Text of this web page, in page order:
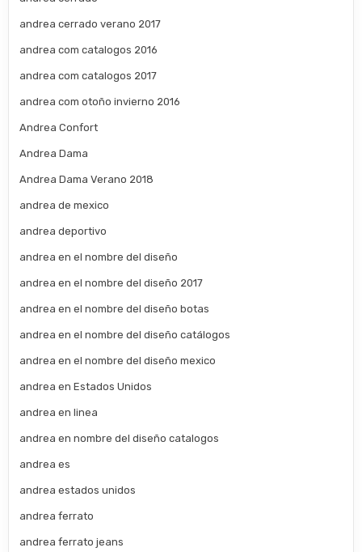
andrea cerrado verano 2017
andrea com catalogos 2016
andrea com catalogos 2017
andrea com otoño invierno 2016
Andrea Confort
Andrea Dama
Andrea Dama Verano 2018
andrea de mexico
andrea deportivo
andrea en el nombre del diseño
andrea en el nombre del diseño 2017
andrea en el nombre del diseño botas
andrea en el nombre del diseño catálogos
andrea en el nombre del diseño mexico
andrea en Estados Unidos
andrea en linea
andrea en nombre del diseño catalogos
andrea es
andrea estados unidos
andrea ferrato
andrea ferrato jeans